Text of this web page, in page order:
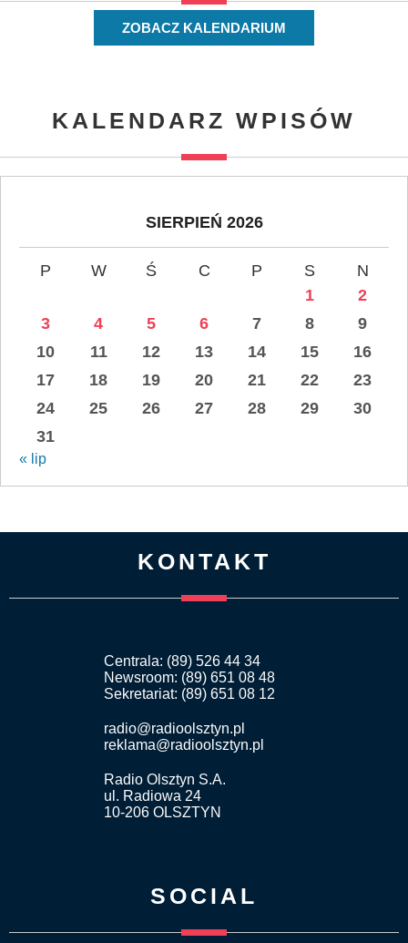
ZOBACZ KALENDARIUM
KALENDARZ WPISÓW
SIERPIEŃ 2026
P W Ś C P S
N
1
2
3
4 5 6 7 8
9
10
11 12 13 14 15
16
17
18 19 20 21 22
23
24
25 26 27 28 29
30
31
« lip
KONTAKT
Centrala: (89) 526 44 34
Newsroom: (89) 651 08 48
Sekretariat: (89) 651 08 12
radio@radioolsztyn.pl
reklama@radioolsztyn.pl
Radio Olsztyn S.A.
ul. Radiowa 24
10-206 OLSZTYN
SOCIAL